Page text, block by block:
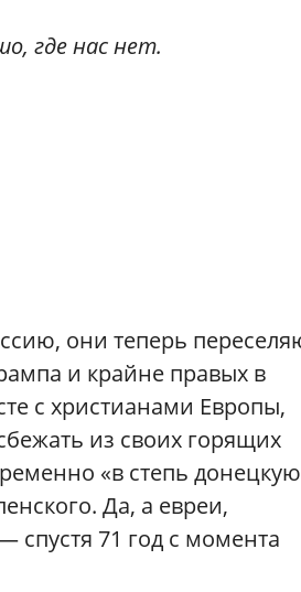
где нас нет.
они теперь
и крайне правых в
с христианами Европы,
из своих горящих
«в степь
Да, а евреи,
спустя 71 год с момента